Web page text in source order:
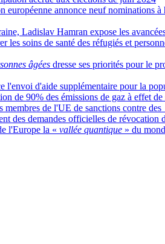
européenne annonce neuf nominations à
Ladislav Hamran expose les
soins de santé des réfugiés et
âgées dresse ses priorités pour le
l'envoi d'aide supplémentaire pour la
de 90% des émissions de gaz à effet
membres de l'UE de sanctions contre
des demandes officielles de
l'Europe la « vallée quantique » du